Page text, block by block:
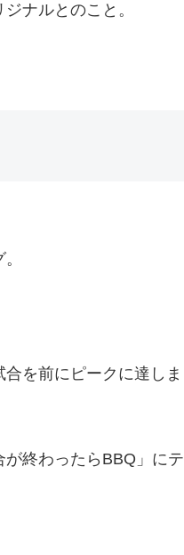
ナルとのこと。
を前にピークに達しま
終わったらBBQ」にテ